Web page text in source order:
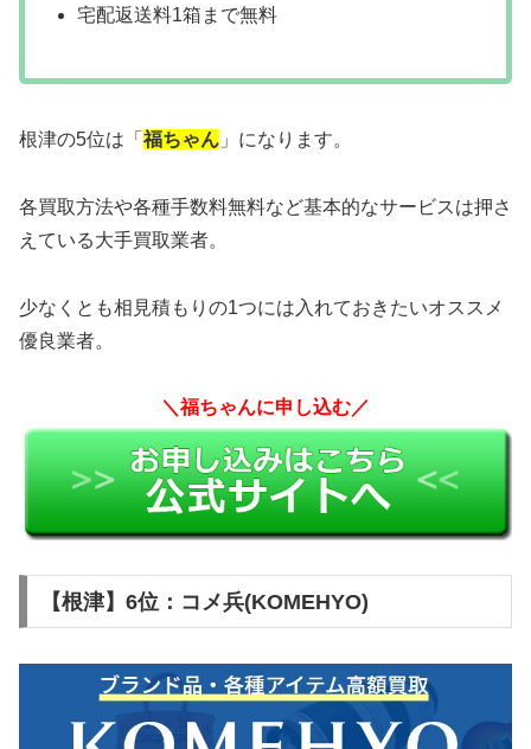
宅配返送料1箱まで無料
根津の5位は「 福ちゃん 」になります。
各買取方法や各種手数料無料など基本的なサービスは押さ
えている大手買取業者。
少なくとも相見積もりの1つには入れておきたいオススメ
優良業者。
＼福ちゃんに申し込む／
【根津】6位：コメ兵(KOMEHYO)